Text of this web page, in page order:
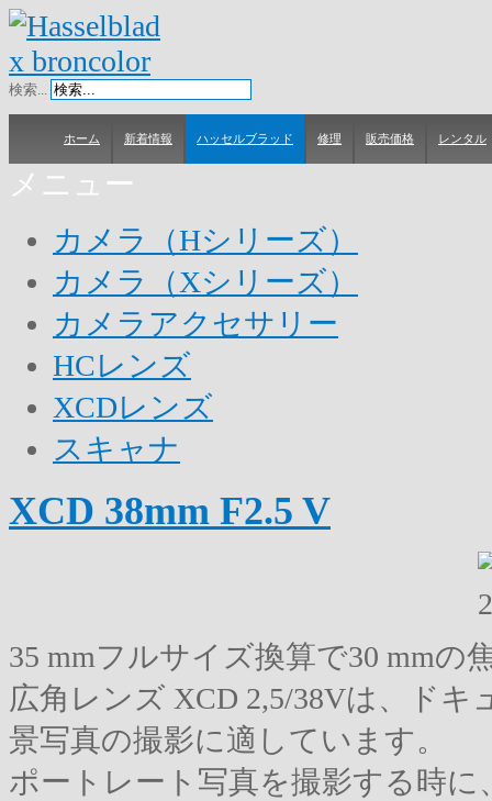
検索...
ホーム 新着情報 ハッセルブラッド 修理 販売価格 レンタル
メニュー
カメラ（Hシリーズ）
カメラ（Xシリーズ）
カメラアクセサリー
HCレンズ
XCDレンズ
スキャナ
XCD 38mm F2.5 V
35 mmフルサイズ換算で30 mm
広角レンズ XCD 2,5/38Vは、ド
景写真の撮影に適しています。
ポートレート写真を撮影する時